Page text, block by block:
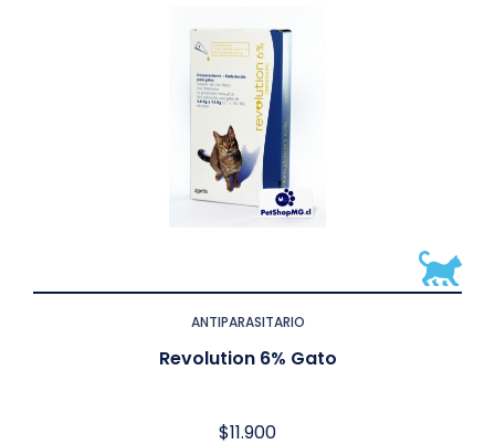
ANTIPARASITARIO
Revolution 6% Gato
$11.900